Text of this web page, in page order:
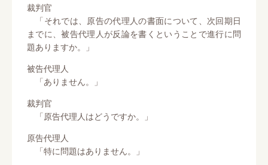
裁判官
「それでは、原告の代理人の書面について、次回期日
までに、被告代理人が反論を書くということで進行に問
題ありますか。」
被告代理人
「ありません。」
裁判官
「原告代理人はどうですか。」
原告代理人
「特に問題はありません。」